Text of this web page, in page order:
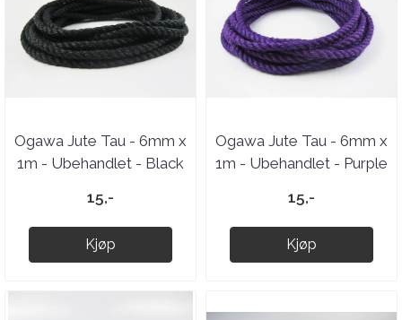
Ogawa Jute Tau - 6mm x
1m - Ubehandlet - Black
15,-
Kjøp
Ogawa Jute Tau - 6mm x
1m - Ubehandlet - Purple
15,-
Kjøp